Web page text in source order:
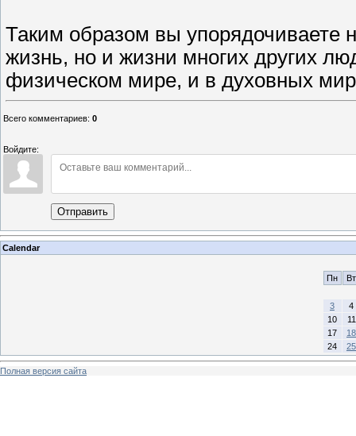
Таким образом вы упорядочиваете
жизнь, но и жизни многих других
физическом мире, и в духовных
Всего комментариев: 0
Войдите:
Отправить
Calendar
Пн Вт
3
4
10
11
17
18
24
25
Полная версия сайта